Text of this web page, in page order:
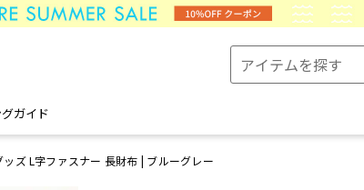
ガイド
ッズ L字ファスナー 長財布 | ブルーグレー